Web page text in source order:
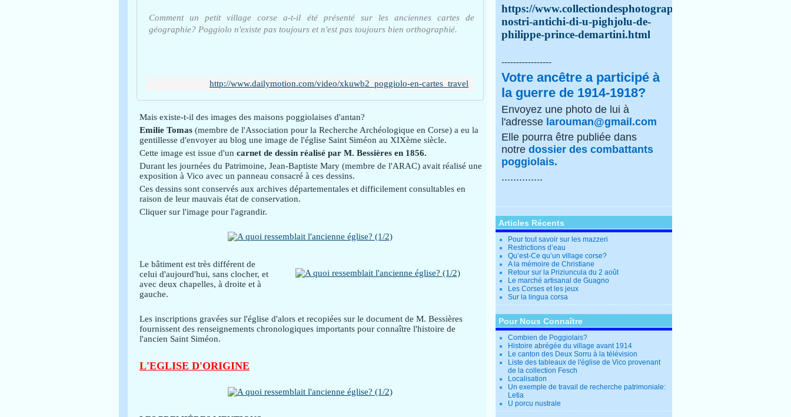
Comment un petit village corse a-t-il été présenté sur les anciennes cartes de
géographie? Poggiolo n'existe pas toujours et n'est pas toujours bien orthographié.
http://www.dailymotion.com/video/xkuwb2_poggiolo-en-cartes_travel
Mais existe-t-il des images des maisons poggiolaises d'antan?
Emilie Tomas (membre de l'Association pour la Recherche Archéologique en Corse) a eu la
gentillesse d'envoyer au blog une image de l'église Saint Siméon au XIXème siècle.
Cette image est issue d'un carnet de dessin réalisé par M. Bessières en 1856.
Durant les journées du Patrimoine, Jean-Baptiste Mary (membre de l'ARAC) avait réalisé une
exposition à Vico avec un panneau consacré à ces dessins.
Ces dessins sont conservés aux archives départementales et difficilement consultables en
raison de leur mauvais état de conservation.
Cliquer sur l'image pour l'agrandir.
Le bâtiment est très différent de
celui d'aujourd'hui, sans clocher, et
avec deux chapelles, à droite et à
gauche.
Les inscriptions gravées sur l'église d'alors et recopiées sur le document de M. Bessières
fournissent des renseignements chronologiques importants pour connaître l'histoire de
l'ancien Saint Siméon.
L'EGLISE D'ORIGINE
https://www.collectiondesphotographes.com/i-
nostri-antichi-di-u-pighjolu-de-
philippe-prince-demartini.html
-----------------
Votre ancêtre a participé à
la guerre de 1914-1918?
Envoyez une photo de lui à
l'adresse larouman@gmail.com
Elle pourra être publiée dans
notre dossier des combattants
poggiolais.
..............
Articles Récents
Pour tout savoir sur les mazzeri
Restrictions d’eau
Qu’est-Ce qu’un village corse?
A la mémoire de Christiane
Retour sur la Priziuncula du 2 août
Le marché artisanal de Guagno
Les Corses et les jeux
Sur la lingua corsa
Pour Nous Connaître
Combien de Poggiolais?
Histoire abrégée du village avant 1914
Le canton des Deux Sorru à la télévision
Liste des tableaux de l'église de Vico provenant
de la collection Fesch
Localisation
Un exemple de travail de recherche patrimoniale:
Letia
U porcu nustrale